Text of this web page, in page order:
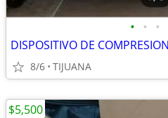
• • •
8/6 TIJUANA
$5,500